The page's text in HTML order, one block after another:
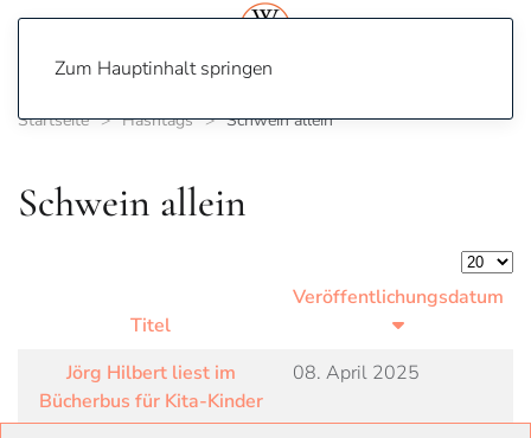
Zum Hauptinhalt springen
Startseite Hashtags Schwein allein
Schwein allein
Titel
Veröffentlichungsdatum
Jörg Hilbert liest im
Bücherbus für Kita-Kinder
08. April 2025